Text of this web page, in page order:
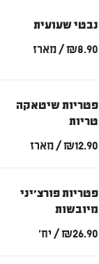
נבטי שעועית
₪8.90/ מארז
פטריות שיטאקה
טריות
₪12.90/ מארז
פטריות פורצ'יני
מיובשות
₪26.90/ יח'